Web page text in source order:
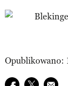
Opublikowano:
Udostępnij na
Udostępnij
E-